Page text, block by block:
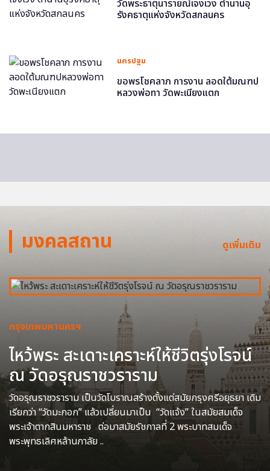
วัดพระธาตุนารายณ์เจงเวง ตำนานอุ
รังคธาตุแห่งจังหวัดสกลนคร
นครปฐม
ขอพรโชคลาภ การงาน ลอดใต้มณฑป
หลวงพ่อทา วัดพะเนียงแตก
มงคลสถาน ดูเพิ่มเติม
กรุงเทพมหานครฯ
ไหว้พระ สะเดาะเคราะห์ให้ชีวิตรุ่งโรจน์
ณ วัดอรุณราชวราราม
วัดอรุณราชวราราม เป็นวัดโบราณสร้างตั้งแต่สมัยกรุงศรีอยุธยา เดิม
เรียกว่า “วัดมะกอก” แล้วเปลี่ยนมาเป็น “วัดแจ้ง” ในสมัยสมเด็จ
พระเจ้าตากสินมหาราช ต่อมาสมัยรัชกาลที่ 2 พระบาทสมเด็จ
พระพุทธเลิศหล้านภาลัย ..